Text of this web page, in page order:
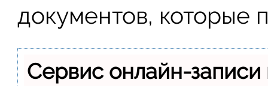
документов, которые
Сервис онлайн-